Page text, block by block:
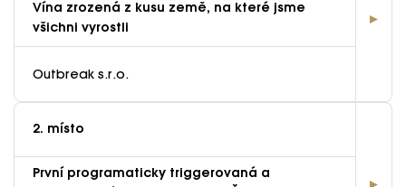
Vína zrozená z kusu země, na které jsme
všichni vyrostli
Outbreak s.r.o.
2. místo
První programaticky triggerovaná a